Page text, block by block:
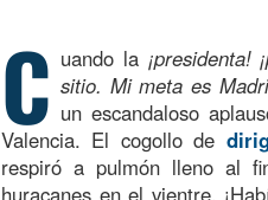
C uando la ¡presidenta!
sitio. Mi meta es
un escandaloso
Valencia. El cogollo de
respiró a pulmón lleno al